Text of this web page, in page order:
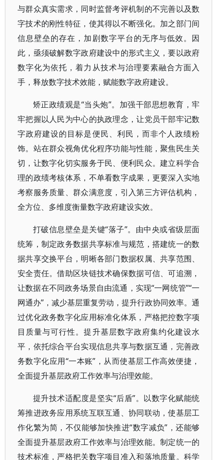
与群众真实需求，同时监督考评机制的不完善以及数
字技术的刚性特征，使其得以不断强化。加之部门间
信息壁垒的存在，加剧数字平台的无序与低效。因
此，亟须破解数字政府建设中的形式主义，要以政府
数字化为依托，着力从技术与治理要素融合方面入
手，释放数字技术效能，赋能数字政府建设。
矫正政绩观是“当头炮”。加强干部思想教育，牢
牢把握以人民为中心的执政理念，让党员干部牢记数
字政府建设的目标是便民、利民，而非个人政绩粉
饰。站在群众视角优化程序功能与性能，聚焦民生关
切，让数字化切实服务于民、便利民众。建立科学合
理的政绩考核体系，不单看数字成果，更要深入实地
考察服务质量、群众满意度，引入第三方评估机构，
全方位、多维度衡量数字政府建设实效。
打破信息壁垒是关键“落子”。由中央或省级层面
统筹，制定政务数据共享标准与规范，搭建统一的数
据共享交换平台，明晰各部门数据权属、共享范围、
安全责任。借助区块链技术确保数据可信、可追溯，
让数据在不同政务场景自由流通，实现“一网统管”“一
网通办”，减少基层重复劳动，提升行政协同效率。通
过优化政务数字化应用标准化体系，严格把控数字项
目质量与可行性。提升基层数字政府集约化建设水
平，依托综合平台实现信息共享与数据互通，完善政
务数字化应用“一本账”，从而使基层工作高效便捷，
全面提升基层政府工作效率与治理效能。
提升技术适配度是坚实“后盾”。以数字化赋能统
筹推进政务应用系统互联互通、协同联动，使基层工
作化繁为简，不仅能够加快推进“数字减负”，还能够
全面提升基层政府工作效率与治理效能。制定统一的
技术标准，严格把关数字项目准入和落地质量。科学